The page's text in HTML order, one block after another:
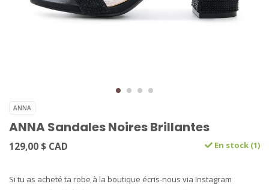
ANNA
ANNA Sandales Noires Brillantes
129,00 $ CAD En stock (1)
Si tu as acheté ta robe à la boutique écris-nous via Instagram